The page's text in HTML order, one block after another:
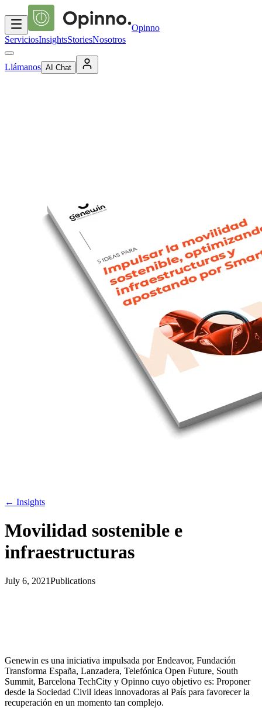
Opinno
ServiciosInsightsStoriesNosotros
Llámanos AI Chat
← Insights
Movilidad sostenible e
infraestructuras
July 6, 2021Publications
Genewin es una iniciativa impulsada por Endeavor, Fundación
Transforma España, Lanzadera, Telefónica Open Future, South
Summit, Barcelona TechCity y Opinno cuyo objetivo es: Proponer
desde la Sociedad Civil ideas innovadoras al País para favorecer la
recuperación en un momento tan complejo.